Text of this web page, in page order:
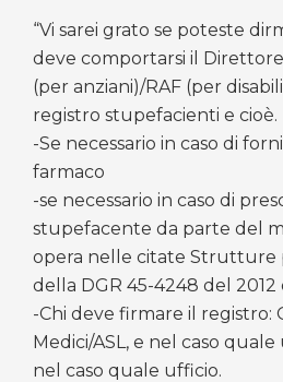
“Vi sarei grato se poteste
deve comportarsi il Direttore
(per anziani)/RAF (per
registro stupefacienti e cioè.
-Se necessario in caso di
farmaco
-se necessario in caso di
stupefacente da parte del
opera nelle citate Strutture
della DGR 45-4248 del 2012
-Chi deve firmare il registro:
Medici/ASL, e nel caso
nel caso quale ufficio.